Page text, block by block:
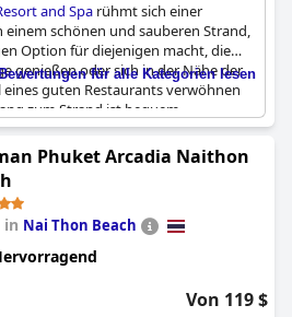
and Spa rühmt sich einer
einem schönen und sauberen Strand,
Option für diejenigen macht, die
genießen oder sich in der Nähe der
guten Restaurants verwöhnen
zum Strand ist bequem,
bereit, und die Gäste können
großartigen Aussicht genießen.
Strand als enttäuschend oder
andere von seiner
ist jedoch zu beachten, dass der
geeignet ist und mit Plastik- und
sein kann. Nichtsdestotrotz ist
absolutes Highlight des Resorts
Möglichkeit, wunderbare
Ausblicke einzufangen.
für alle Kategorien lesen
Phuket Arcadia Naithon
in Nai Thon Beach
Von 119 $